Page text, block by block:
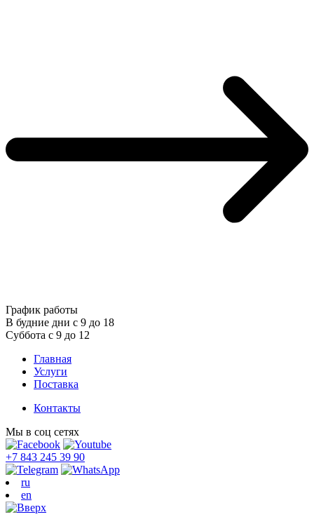
График работы
В будние дни с 9 до 18
Суббота с 9 до 12
Главная
Услуги
Поставка
Контакты
Мы в соц сетях
+7 843 245 39 90
ru
en